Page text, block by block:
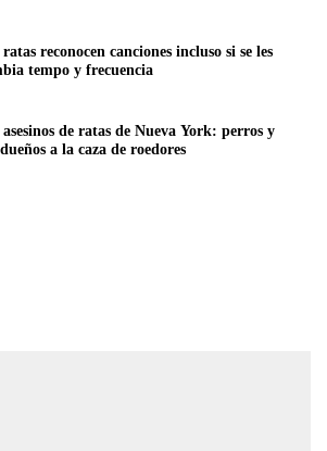
reconocen canciones incluso si se les
tempo y frecuencia
asesinos de ratas de Nueva York: perros y
a la caza de roedores